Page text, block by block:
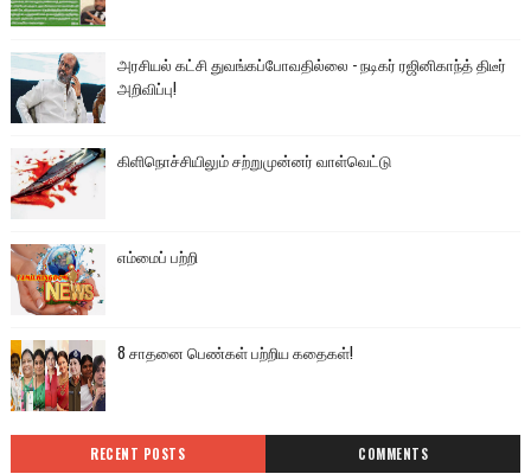
அரசியல் கட்சி துவங்கப்போவதில்லை - நடிகர் ரஜினிகாந்த் திடீர்
அறிவிப்பு!
கிளிநொச்சியிலும் சற்றுமுன்னர் வாள்வெட்டு
எம்மைப் பற்றி
8 சாதனை பெண்கள் பற்றிய கதைகள்!
RECENT POSTS COMMENTS